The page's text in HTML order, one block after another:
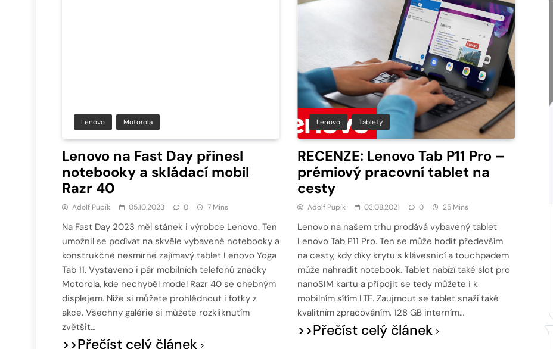
Lenovo Motorola
Lenovo na Fast Day přinesl
notebooky a skládací mobil
Razr 40
Adolf Pupík 05.10.2023 0 7 Mins
Na Fast Day 2023 měl stánek i výrobce Lenovo. Ten
umožnil se podívat na skvěle vybavené notebooky a
konstrukčně nesmírně zajímavý tablet Lenovo Yoga
Tab 11. Vystaveno i pár mobilních telefonů značky
Motorola, kde nechyběl model Razr 40 se ohebným
displejem. Níže si můžete prohlédnout i fotky z
akce. Všechny galérie si můžete rozkliknutím
zvětšit…
>>Přečíst celý článek
Lenovo Tablety
RECENZE: Lenovo Tab P11 Pro –
prémiový pracovní tablet na
cesty
Adolf Pupík 03.08.2021 0 25 Mins
Lenovo na našem trhu prodává vybavený tablet
Lenovo Tab P11 Pro. Ten se může hodit především
na cesty, kdy díky krytu s klávesnicí a touchpadem
může nahradit notebook. Tablet nabízí také slot pro
nanoSIM kartu a připojit se tedy můžete i k
mobilním sítím LTE. Zaujmout se tablet snaží také
kvalitním zpracováním, 128 GB interním…
>>Přečíst celý článek